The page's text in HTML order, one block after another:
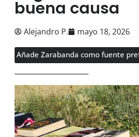
buena causa
Alejandro P. mayo 18, 2026
Añade Zarabanda como fuente